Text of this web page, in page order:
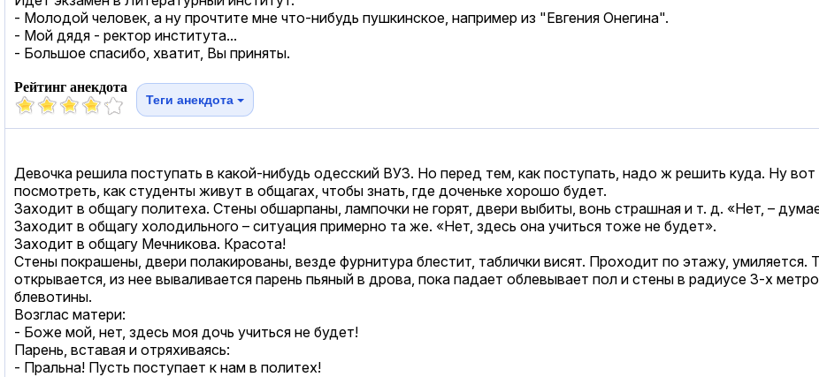
- Молодой человек, а ну прочтите мне что-нибудь пушкинское, например из "Евгения Онегина".
- Мой дядя - ректор института...
- Большое спасибо, хватит, Вы приняты.
Рейтинг анекдота
Теги анекдота
Девочка решила поступать в какой-нибудь одесский ВУЗ. Но перед тем, как поступать, надо ж решить куда. Ну
посмотреть, как студенты живут в общагах, чтобы знать, где доченьке хорошо будет.
Заходит в общагу политеха. Стены обшарпаны, лампочки не горят, двери выбиты, вонь страшная и т. д. «Нет, –
Заходит в общагу холодильного – ситуация примерно та же. «Нет, здесь она учиться тоже не будет».
Заходит в общагу Мечникова. Красота!
Стены покрашены, двери полакированы, везде фурнитура блестит, таблички висят. Проходит по этажу, умиляется.
открывается, из нее вываливается парень пьяный в дрова, пока падает облевывает пол и стены в радиусе 3-х
блевотины.
Возглас матери:
- Боже мой, нет, здесь моя дочь учиться не будет!
Парень, вставая и отряхиваясь:
- Пральна! Пусть поступает к нам в политех!